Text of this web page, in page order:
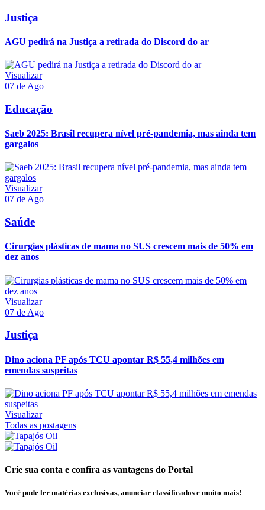
Justiça
AGU pedirá na Justiça a retirada do Discord do ar
Visualizar
07 de Ago
Educação
Saeb 2025: Brasil recupera nível pré-pandemia, mas ainda tem
gargalos
Visualizar
07 de Ago
Saúde
Cirurgias plásticas de mama no SUS crescem mais de 50% em
dez anos
Visualizar
07 de Ago
Justiça
Dino aciona PF após TCU apontar R$ 55,4 milhões em
emendas suspeitas
Visualizar
Todas as postagens
Crie sua conta e confira as vantagens do Portal
Você pode ler matérias exclusivas, anunciar classificados e muito mais!